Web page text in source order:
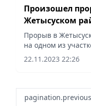
Произошел
Жетысуском
Прорыв в
на одном из
вдоль БАКа южнее
предварительным
22.11.2023 22:26
pagination.previous